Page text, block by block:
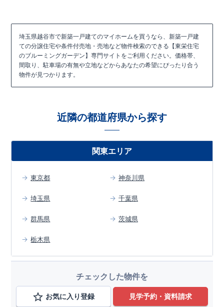
ある『アイランド風オープンキッチン』​・2階の主寝室は、仕
切れる『主寝室可変型』タイプです
・突然の来客にも対応でき
る 『和室』（号棟による） ◆便利な設備！ ・掃除に便利な
『バルコニー水栓』 ・雨の日でも洗濯物が干せる 『室内物干』
・梅雨時や花粉の時期のお洗濯も安心 『浴室乾燥暖房機』
https://www.e-blooming.com/bukken/20075023/
埼玉県越谷市で新築一戸建てのマイホームを買うなら、新築一戸建
ての分譲住宅や条件付売地・売地など物件検索のできる【東栄住宅
のブルーミングガーデン】専門サイトをご利用ください。価格帯、
間取り、駐車場の有無や立地などからあなたの希望にぴったり合う
物件が見つかります。
近隣の都道府県から探す
関東エリア
東京都 神奈川県
埼玉県 千葉県
群馬県 茨城県
栃木県
チェックした物件を
お気に入り登録 見学予約・資料請求